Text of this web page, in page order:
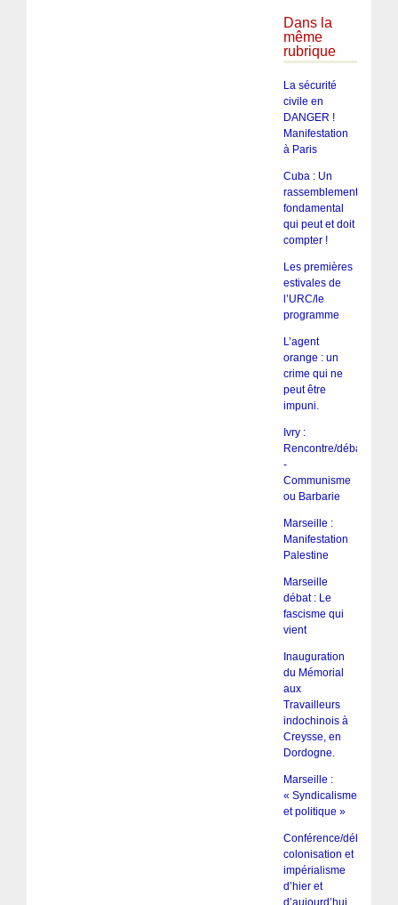
Dans la
même
rubrique
La sécurité
civile en
DANGER !
Manifestation
à Paris
Cuba : Un
rassemblement
fondamental
qui peut et doit
compter !
Les premières
estivales de
l’URC/le
programme
L’agent
orange : un
crime qui ne
peut être
impuni.
Ivry :
Rencontre/débat
-
Communisme
ou Barbarie
Marseille :
Manifestation
Palestine
Marseille
débat : Le
fascisme qui
vient
Inauguration
du Mémorial
aux
Travailleurs
indochinois à
Creysse, en
Dordogne.
Marseille :
« Syndicalisme
et politique »
Conférence/débat :
colonisation et
impérialisme
d’hier et
d’aujourd’hui